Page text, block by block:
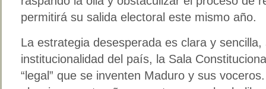
permitirá su salida electoral este mismo año.
La estrategia desesperada es clara y
institucionalidad del país, la Sala
“legal” que se inventen Maduro y sus